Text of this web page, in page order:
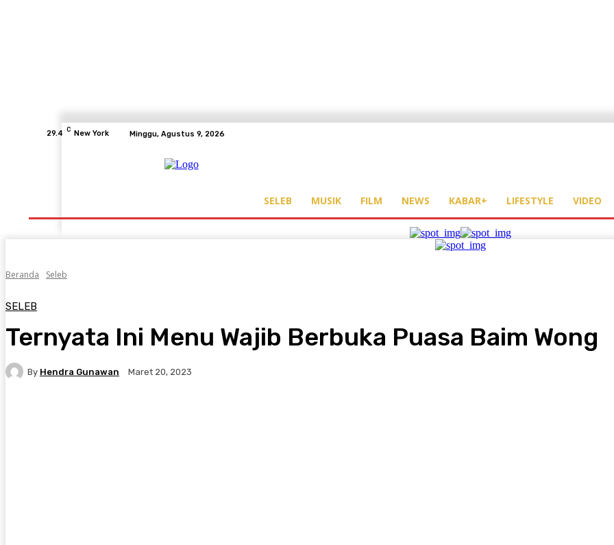
29.4 C New York Minggu, Agustus 9, 2026
SELEB MUSIK FILM NEWS KABAR+ LIFESTYLE VIDEO
Beranda Seleb
SELEB
Ternyata Ini Menu Wajib Berbuka Puasa Baim Wong
By Hendra Gunawan Maret 20, 2023